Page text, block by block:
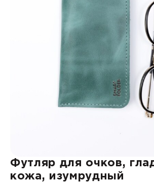
Футляр для очков,
кожа, изумрудный